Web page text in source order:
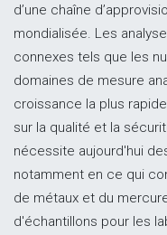
d’une chaîne
mondialisée. Les
connexes tels que les
domaines de mesure
croissance la plus
sur la qualité et la
nécessite aujourd'hui
notamment en ce qui
de métaux et du
d'échantillons pour les